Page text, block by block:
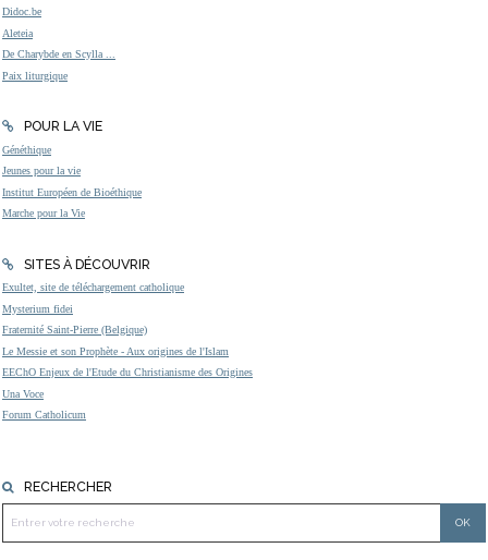
Didoc.be
Aleteia
De Charybde en Scylla ...
Paix liturgique
POUR LA VIE
Généthique
Jeunes pour la vie
Institut Européen de Bioéthique
Marche pour la Vie
SITES À DÉCOUVRIR
Exultet, site de téléchargement catholique
Mysterium fidei
Fraternité Saint-Pierre (Belgique)
Le Messie et son Prophète - Aux origines de l'Islam
EEChO Enjeux de l'Etude du Christianisme des Origines
Una Voce
Forum Catholicum
RECHERCHER